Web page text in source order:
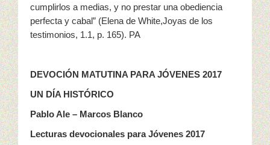
cumplirlos a medias, y no prestar una obediencia
perfecta y cabal” (Elena de White,Joyas de los
testimonios, 1.1, p. 165). PA
DEVOCIÓN MATUTINA PARA JÓVENES 2017
UN DÍA HISTÓRICO
Pablo Ale – Marcos Blanco
Lecturas devocionales para Jóvenes 2017